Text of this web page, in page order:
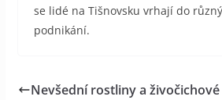
se lidé na Tišnovsku vrhají do
podnikání.
Nevšední rostliny a